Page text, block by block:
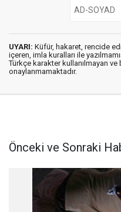
UYARI: Küfür, hakaret, rencide
içeren, imla kuralları ile
Türkçe karakter kullanılmayan
onaylanmamaktadır.
Önceki ve Sonraki